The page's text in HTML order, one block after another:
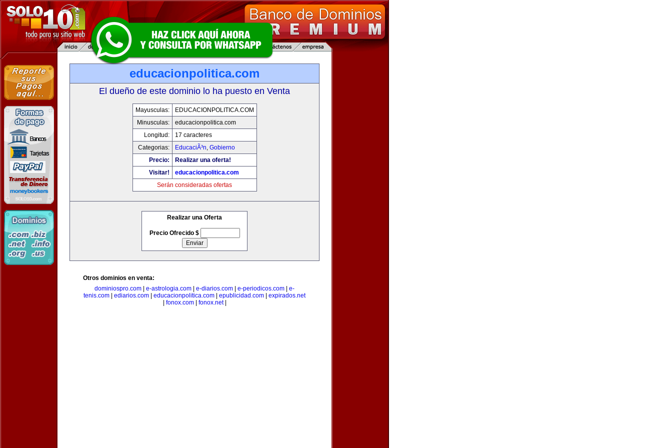
educacionpolitica.com
El dueño de este dominio lo ha puesto en Venta
Mayusculas:
EDUCACIONPOLITICA.COM
Minusculas:
educacionpolitica.com
Longitud:
17 caracteres
Categorias:
EducaciÃ³n, Gobierno
Precio:
Realizar una oferta!
Visitar!
educacionpolitica.com
Serán consideradas ofertas
Realizar una Oferta
Precio Ofrecido $
Otros dominios en venta:
dominiospro.com
e-astrologia.com e-diarios.com e-periodicos.com
e-
tenis.com
ediarios.com educacionpolitica.com epublicidad.com
expirados.net
fonox.com| fonox.net|